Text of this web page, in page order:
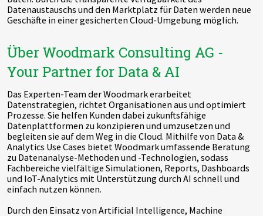
Datenaustauschs und den Marktplatz für Daten werden neue
Geschäfte in einer gesicherten Cloud-Umgebung möglich.
Über Woodmark Consulting AG -
Your Partner for Data & AI
Das Experten-Team der Woodmark erarbeitet
Datenstrategien, richtet Organisationen aus und optimiert
Prozesse. Sie helfen Kunden dabei zukunftsfähige
Datenplattformen zu konzipieren und umzusetzen und
begleiten sie auf dem Weg in die Cloud. Mithilfe von Data &
Analytics Use Cases bietet Woodmark umfassende Beratung
zu Datenanalyse-Methoden und -Technologien, sodass
Fachbereiche vielfältige Simulationen, Reports, Dashboards
und IoT-Analytics mit Unterstützung durch AI schnell und
einfach nutzen können.
Durch den Einsatz von Artificial Intelligence, Machine